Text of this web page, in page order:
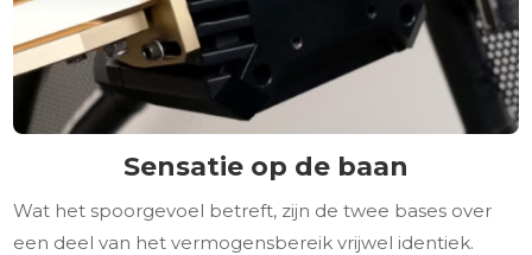
Sensatie op de baan
Wat het spoorgevoel betreft, zijn de twee bases over
een deel van het vermogensbereik vrijwel identiek.